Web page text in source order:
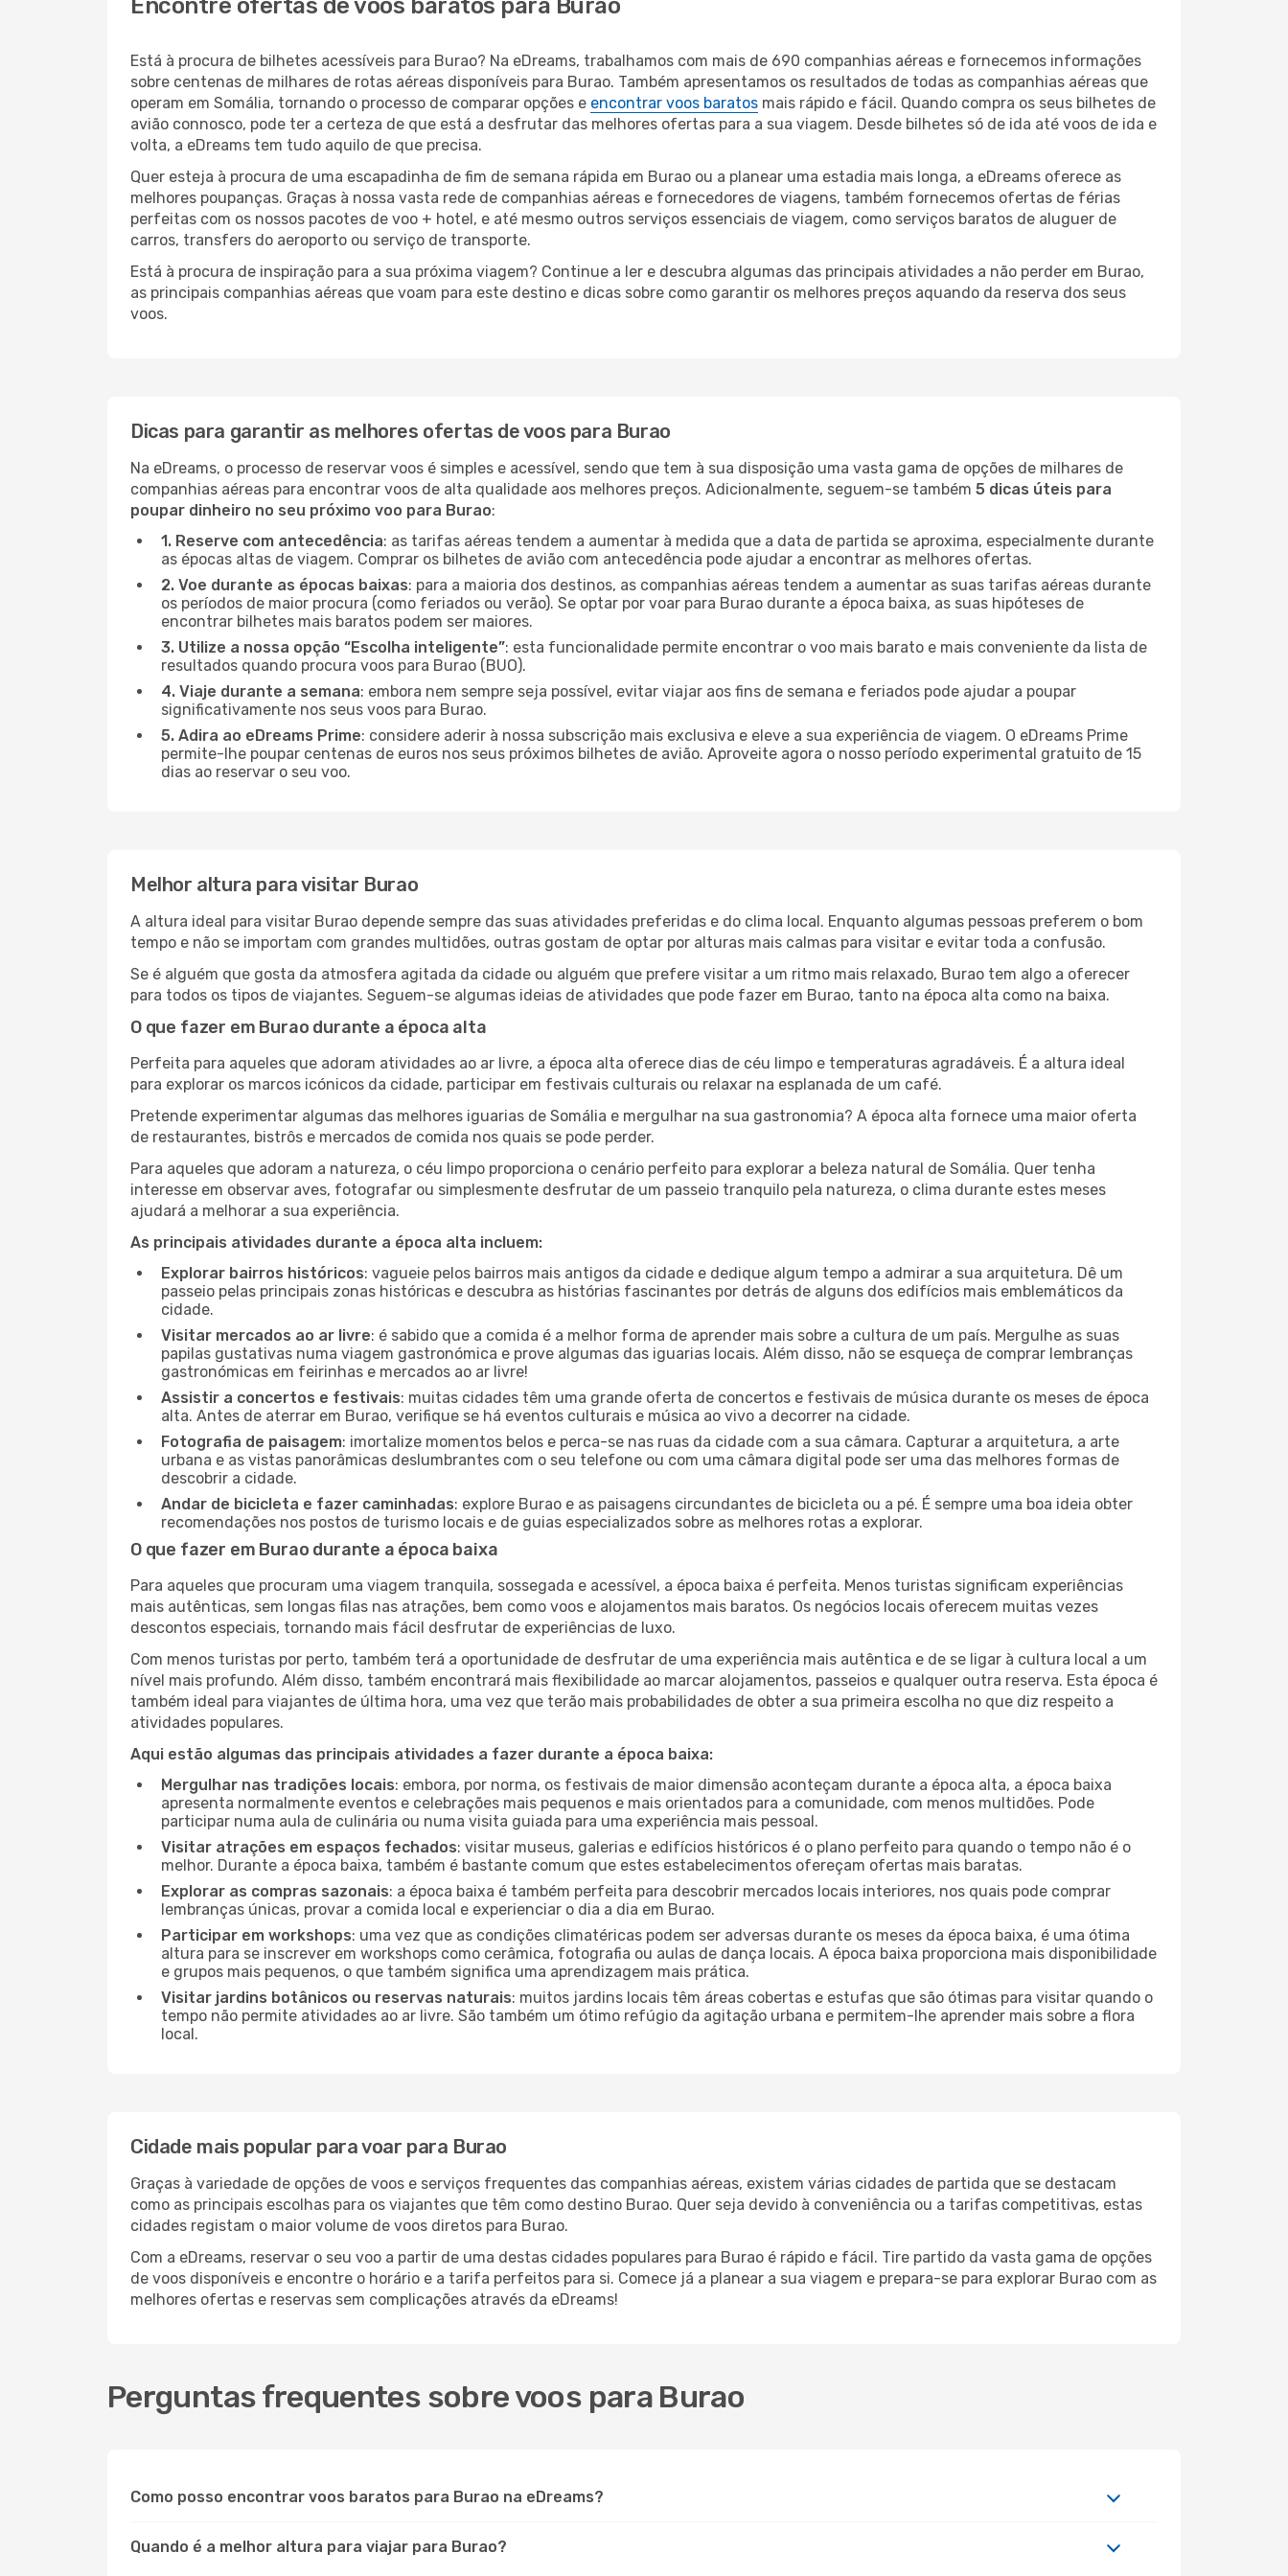
Encontre ofertas de voos baratos para Burao
Está à procura de bilhetes acessíveis para Burao? Na eDreams, trabalhamos com mais de 690 companhias aéreas e fornecemos informações
sobre centenas de milhares de rotas aéreas disponíveis para Burao. Também apresentamos os resultados de todas as companhias aéreas que
operam em Somália, tornando o processo de comparar opções e encontrar voos baratos mais rápido e fácil. Quando compra os seus bilhetes de
avião connosco, pode ter a certeza de que está a desfrutar das melhores ofertas para a sua viagem. Desde bilhetes só de ida até voos de ida e
volta, a eDreams tem tudo aquilo de que precisa.
Quer esteja à procura de uma escapadinha de fim de semana rápida em Burao ou a planear uma estadia mais longa, a eDreams oferece as
melhores poupanças. Graças à nossa vasta rede de companhias aéreas e fornecedores de viagens, também fornecemos ofertas de férias
perfeitas com os nossos pacotes de voo + hotel, e até mesmo outros serviços essenciais de viagem, como serviços baratos de aluguer de
carros, transfers do aeroporto ou serviço de transporte.
Está à procura de inspiração para a sua próxima viagem? Continue a ler e descubra algumas das principais atividades a não perder em Burao,
as principais companhias aéreas que voam para este destino e dicas sobre como garantir os melhores preços aquando da reserva dos seus
voos.
Dicas para garantir as melhores ofertas de voos para Burao
Na eDreams, o processo de reservar voos é simples e acessível, sendo que tem à sua disposição uma vasta gama de opções de milhares de
companhias aéreas para encontrar voos de alta qualidade aos melhores preços. Adicionalmente, seguem-se também 5 dicas úteis para
poupar dinheiro no seu próximo voo para Burao:
1. Reserve com antecedência: as tarifas aéreas tendem a aumentar à medida que a data de partida se aproxima, especialmente durante
as épocas altas de viagem. Comprar os bilhetes de avião com antecedência pode ajudar a encontrar as melhores ofertas.
2. Voe durante as épocas baixas: para a maioria dos destinos, as companhias aéreas tendem a aumentar as suas tarifas aéreas durante
os períodos de maior procura (como feriados ou verão). Se optar por voar para Burao durante a época baixa, as suas hipóteses de
encontrar bilhetes mais baratos podem ser maiores.
3. Utilize a nossa opção “Escolha inteligente”: esta funcionalidade permite encontrar o voo mais barato e mais conveniente da lista de
resultados quando procura voos para Burao (BUO).
4. Viaje durante a semana: embora nem sempre seja possível, evitar viajar aos fins de semana e feriados pode ajudar a poupar
significativamente nos seus voos para Burao.
5. Adira ao eDreams Prime: considere aderir à nossa subscrição mais exclusiva e eleve a sua experiência de viagem. O eDreams Prime
permite-lhe poupar centenas de euros nos seus próximos bilhetes de avião. Aproveite agora o nosso período experimental gratuito de 15
dias ao reservar o seu voo.
Melhor altura para visitar Burao
A altura ideal para visitar Burao depende sempre das suas atividades preferidas e do clima local. Enquanto algumas pessoas preferem o bom
tempo e não se importam com grandes multidões, outras gostam de optar por alturas mais calmas para visitar e evitar toda a confusão.
Se é alguém que gosta da atmosfera agitada da cidade ou alguém que prefere visitar a um ritmo mais relaxado, Burao tem algo a oferecer
para todos os tipos de viajantes. Seguem-se algumas ideias de atividades que pode fazer em Burao, tanto na época alta como na baixa.
O que fazer em Burao durante a época alta
Perfeita para aqueles que adoram atividades ao ar livre, a época alta oferece dias de céu limpo e temperaturas agradáveis. É a altura ideal
para explorar os marcos icónicos da cidade, participar em festivais culturais ou relaxar na esplanada de um café.
Pretende experimentar algumas das melhores iguarias de Somália e mergulhar na sua gastronomia? A época alta fornece uma maior oferta
de restaurantes, bistrôs e mercados de comida nos quais se pode perder.
Para aqueles que adoram a natureza, o céu limpo proporciona o cenário perfeito para explorar a beleza natural de Somália. Quer tenha
interesse em observar aves, fotografar ou simplesmente desfrutar de um passeio tranquilo pela natureza, o clima durante estes meses
ajudará a melhorar a sua experiência.
As principais atividades durante a época alta incluem:
Explorar bairros históricos: vagueie pelos bairros mais antigos da cidade e dedique algum tempo a admirar a sua arquitetura. Dê um
passeio pelas principais zonas históricas e descubra as histórias fascinantes por detrás de alguns dos edifícios mais emblemáticos da
cidade.
Visitar mercados ao ar livre: é sabido que a comida é a melhor forma de aprender mais sobre a cultura de um país. Mergulhe as suas
papilas gustativas numa viagem gastronómica e prove algumas das iguarias locais. Além disso, não se esqueça de comprar lembranças
gastronómicas em feirinhas e mercados ao ar livre!
Assistir a concertos e festivais: muitas cidades têm uma grande oferta de concertos e festivais de música durante os meses de época
alta. Antes de aterrar em Burao, verifique se há eventos culturais e música ao vivo a decorrer na cidade.
Fotografia de paisagem: imortalize momentos belos e perca-se nas ruas da cidade com a sua câmara. Capturar a arquitetura, a arte
urbana e as vistas panorâmicas deslumbrantes com o seu telefone ou com uma câmara digital pode ser uma das melhores formas de
descobrir a cidade.
Andar de bicicleta e fazer caminhadas: explore Burao e as paisagens circundantes de bicicleta ou a pé. É sempre uma boa ideia obter
recomendações nos postos de turismo locais e de guias especializados sobre as melhores rotas a explorar.
O que fazer em Burao durante a época baixa
Para aqueles que procuram uma viagem tranquila, sossegada e acessível, a época baixa é perfeita. Menos turistas significam experiências
mais autênticas, sem longas filas nas atrações, bem como voos e alojamentos mais baratos. Os negócios locais oferecem muitas vezes
descontos especiais, tornando mais fácil desfrutar de experiências de luxo.
Com menos turistas por perto, também terá a oportunidade de desfrutar de uma experiência mais autêntica e de se ligar à cultura local a um
nível mais profundo. Além disso, também encontrará mais flexibilidade ao marcar alojamentos, passeios e qualquer outra reserva. Esta época é
também ideal para viajantes de última hora, uma vez que terão mais probabilidades de obter a sua primeira escolha no que diz respeito a
atividades populares.
Aqui estão algumas das principais atividades a fazer durante a época baixa:
Mergulhar nas tradições locais: embora, por norma, os festivais de maior dimensão aconteçam durante a época alta, a época baixa
apresenta normalmente eventos e celebrações mais pequenos e mais orientados para a comunidade, com menos multidões. Pode
participar numa aula de culinária ou numa visita guiada para uma experiência mais pessoal.
Visitar atrações em espaços fechados: visitar museus, galerias e edifícios históricos é o plano perfeito para quando o tempo não é o
melhor. Durante a época baixa, também é bastante comum que estes estabelecimentos ofereçam ofertas mais baratas.
Explorar as compras sazonais: a época baixa é também perfeita para descobrir mercados locais interiores, nos quais pode comprar
lembranças únicas, provar a comida local e experienciar o dia a dia em Burao.
Participar em workshops: uma vez que as condições climatéricas podem ser adversas durante os meses da época baixa, é uma ótima
altura para se inscrever em workshops como cerâmica, fotografia ou aulas de dança locais. A época baixa proporciona mais disponibilidade
e grupos mais pequenos, o que também significa uma aprendizagem mais prática.
Visitar jardins botânicos ou reservas naturais: muitos jardins locais têm áreas cobertas e estufas que são ótimas para visitar quando o
tempo não permite atividades ao ar livre. São também um ótimo refúgio da agitação urbana e permitem-lhe aprender mais sobre a flora
local.
Cidade mais popular para voar para Burao
Graças à variedade de opções de voos e serviços frequentes das companhias aéreas, existem várias cidades de partida que se destacam
como as principais escolhas para os viajantes que têm como destino Burao. Quer seja devido à conveniência ou a tarifas competitivas, estas
cidades registam o maior volume de voos diretos para Burao.
Com a eDreams, reservar o seu voo a partir de uma destas cidades populares para Burao é rápido e fácil. Tire partido da vasta gama de opções
de voos disponíveis e encontre o horário e a tarifa perfeitos para si. Comece já a planear a sua viagem e prepara-se para explorar Burao com as
melhores ofertas e reservas sem complicações através da eDreams!
Perguntas frequentes sobre voos para Burao
Como posso encontrar voos baratos para Burao na eDreams?
Quando é a melhor altura para viajar para Burao?